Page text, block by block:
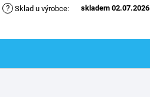
? Sklad u výrobce: skladem 02.07.2026